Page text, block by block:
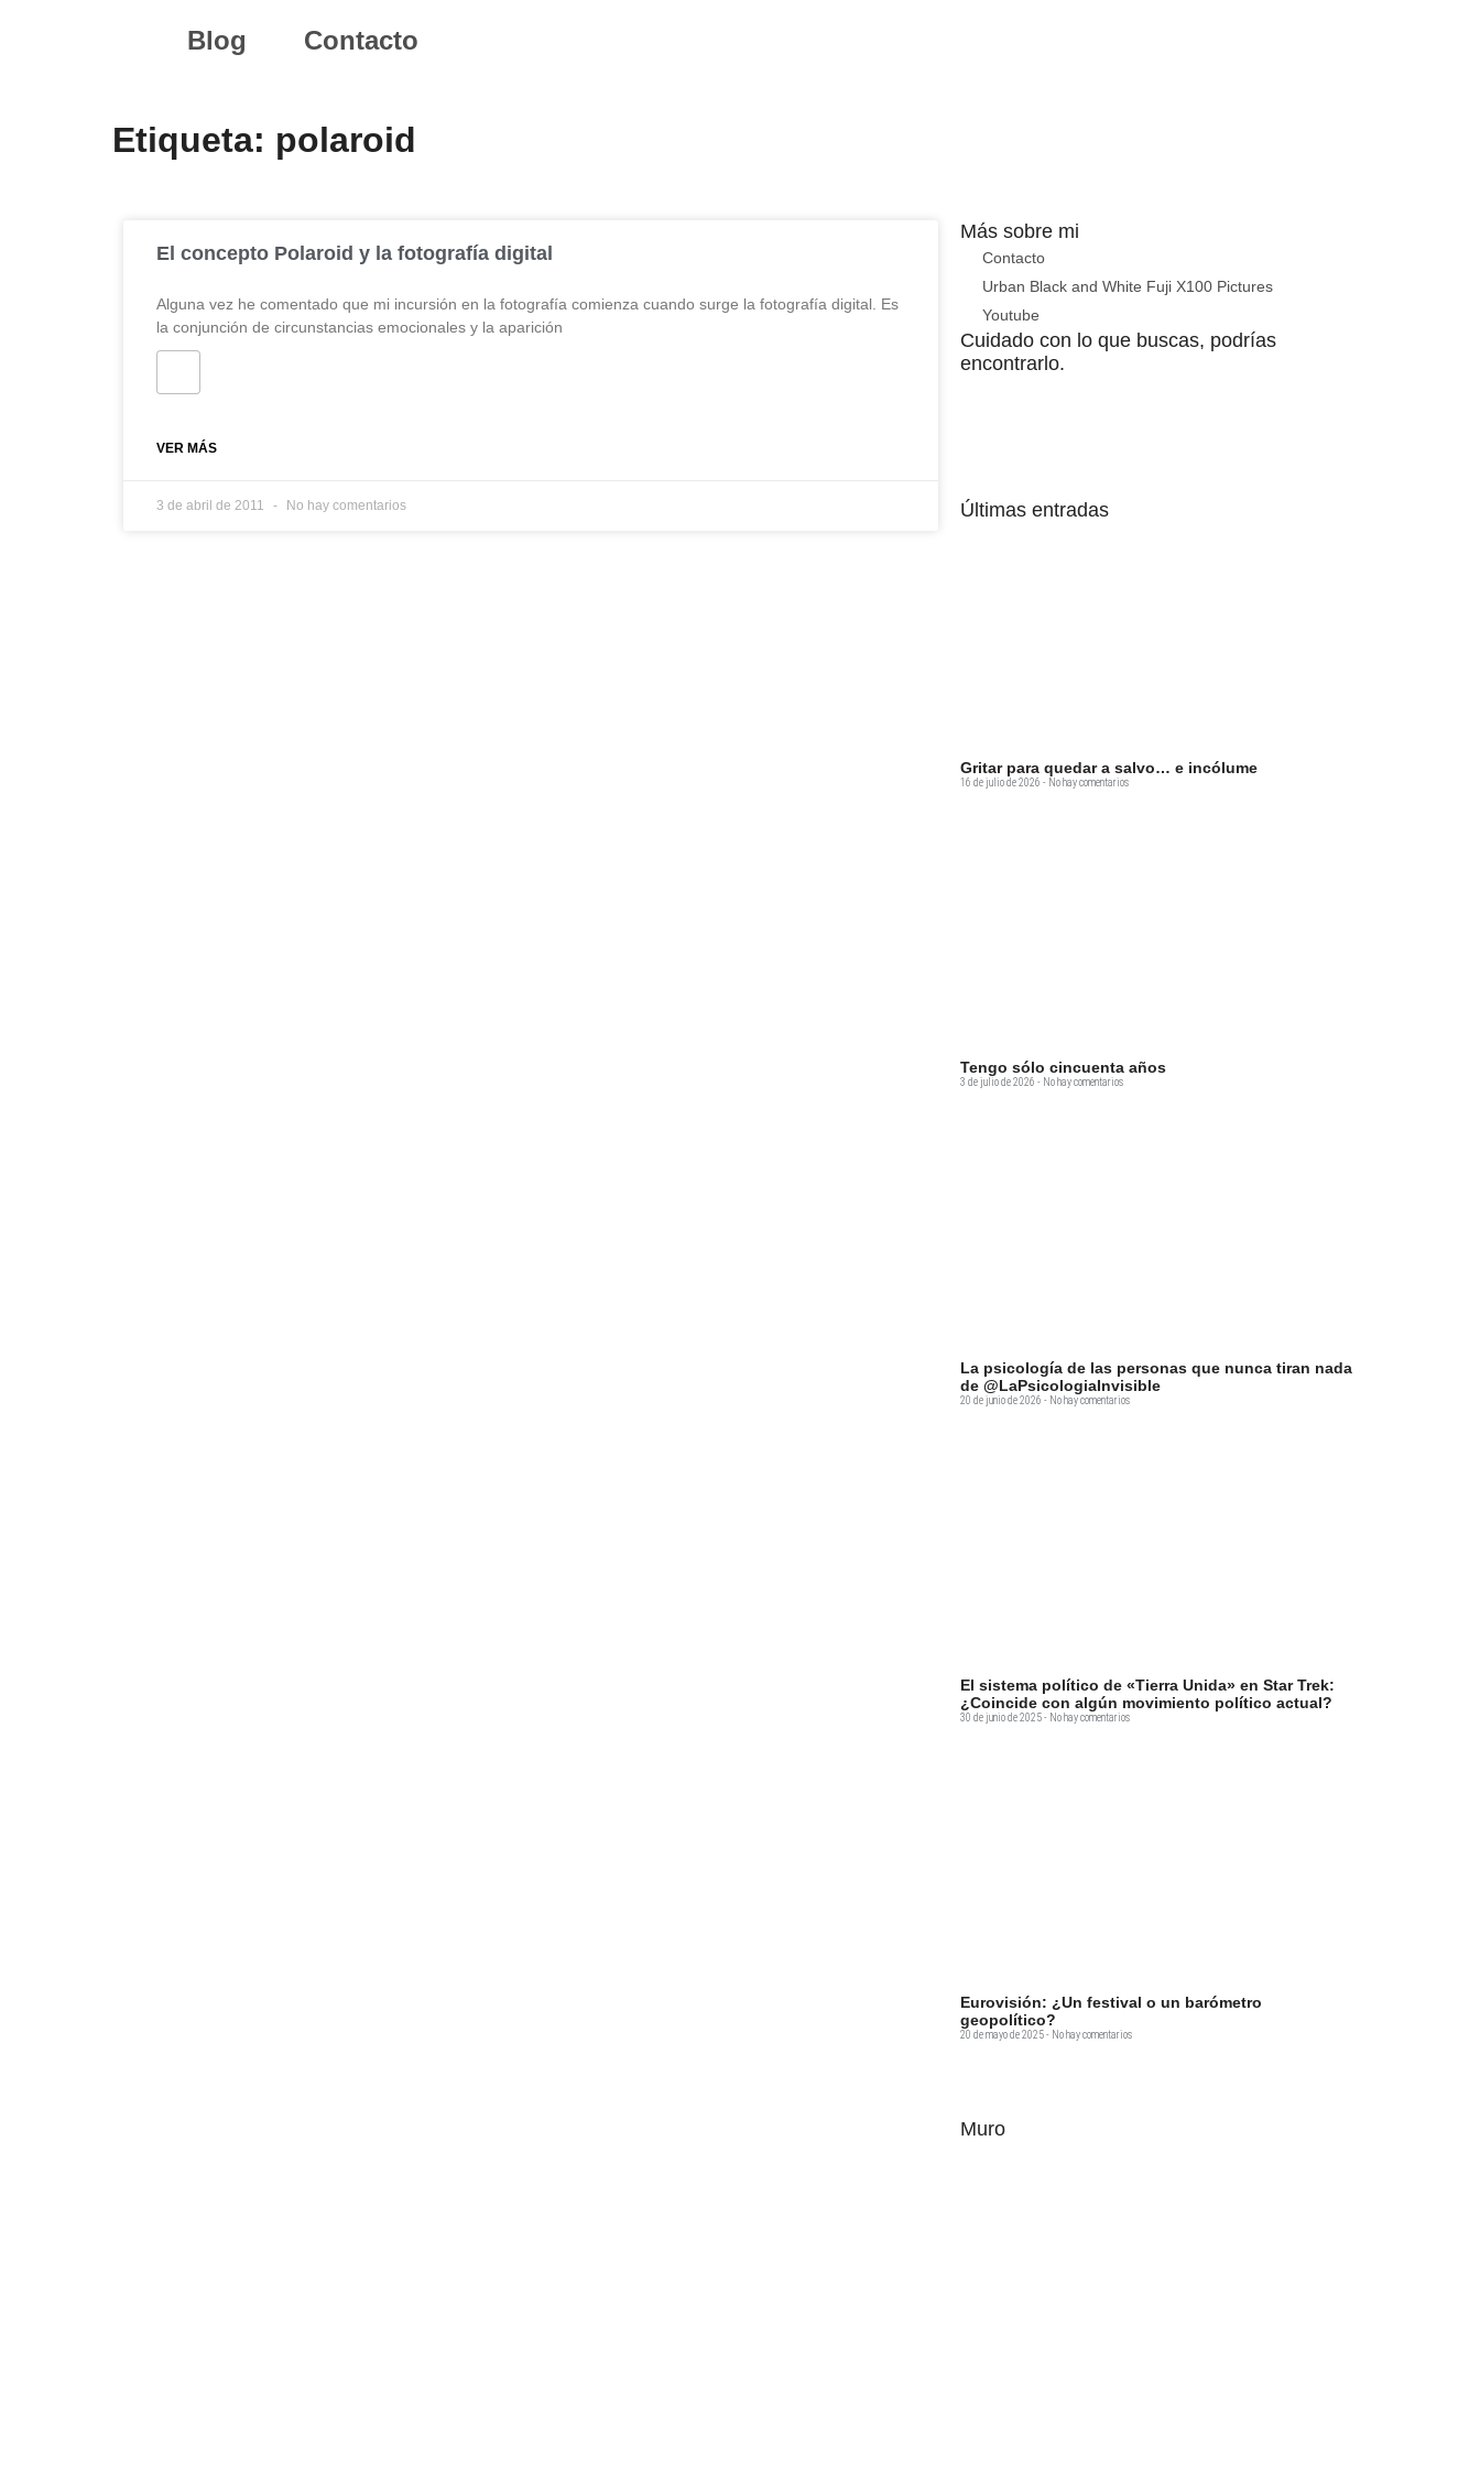
Blog Contacto
Etiqueta: polaroid
El concepto Polaroid y la fotografía digital
Alguna vez he comentado que mi incursión en la fotografía comienza cuando surge la fotografía digital. Es
la conjunción de circunstancias emocionales y la aparición
VER MÁS
3 de abril de 2011 No hay comentarios
Más sobre mi
Contacto
Urban Black and White Fuji X100 Pictures
Youtube
Cuidado con lo que buscas, podrías
encontrarlo.
Últimas entradas
Gritar para quedar a salvo… e incólume
16 de julio de 2026 No hay comentarios
Tengo sólo cincuenta años
3 de julio de 2026 No hay comentarios
La psicología de las personas que nunca tiran nada
de @LaPsicologiaInvisible
20 de junio de 2026 No hay comentarios
El sistema político de «Tierra Unida» en Star Trek:
¿Coincide con algún movimiento político actual?
30 de junio de 2025 No hay comentarios
Eurovisión: ¿Un festival o un barómetro
geopolítico?
20 de mayo de 2025 No hay comentarios
Muro